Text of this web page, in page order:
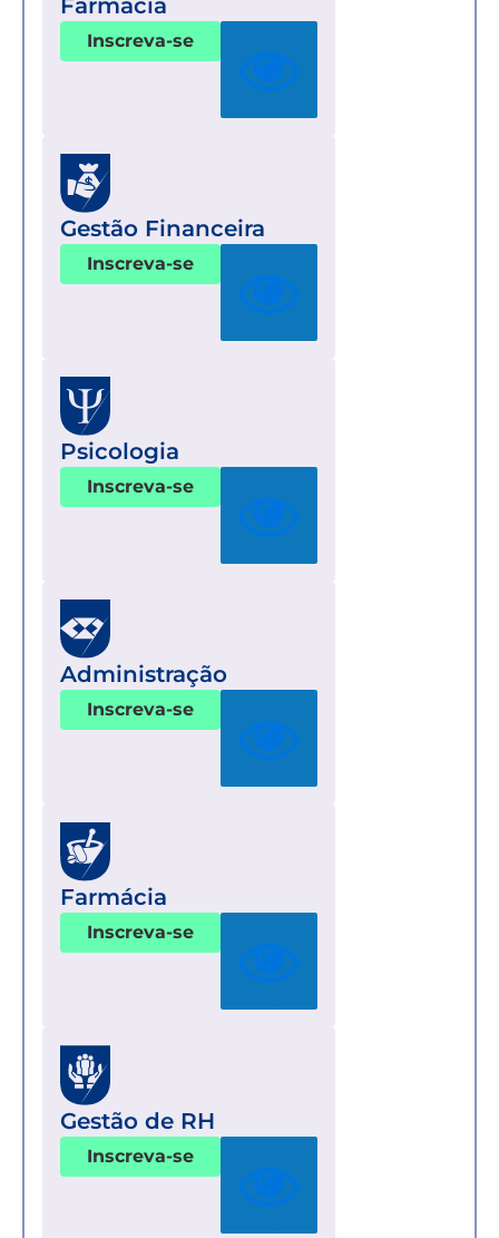
Farmácia
Inscreva-se
Gestão Financeira
Inscreva-se
Psicologia
Inscreva-se
Administração
Inscreva-se
Farmácia
Inscreva-se
Gestão de RH
Inscreva-se